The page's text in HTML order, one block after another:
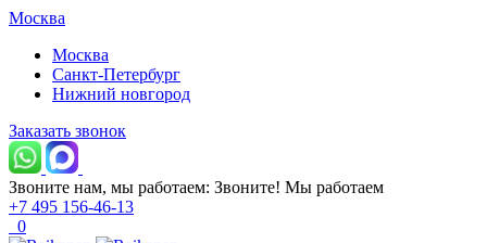
Москва
Москва
Санкт-Петербург
Нижний новгород
Заказать звонок
Звоните нам, мы работаем: Звоните! Мы работаем
+7 495 156-46-13
0